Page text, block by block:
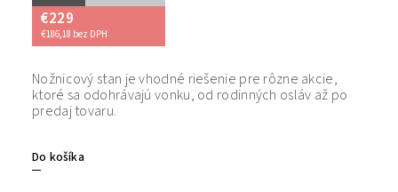
€229
€186,18 bez DPH
Do košíka
Nožnicový stan je vhodné riešenie pre rôzne akcie,
ktoré sa odohrávajú vonku, od rodinných osláv až po
predaj tovaru.